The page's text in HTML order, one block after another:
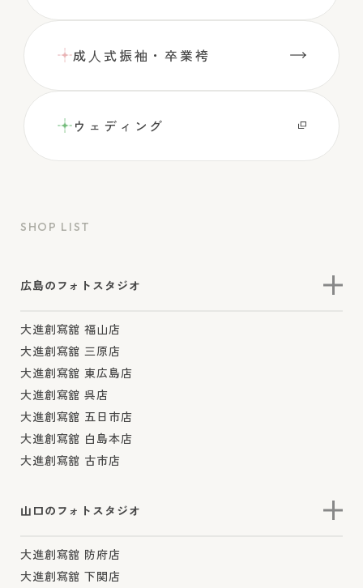
成⼈式振袖・卒業袴
ウェディング
SHOP LIST
広島のフォトスタジオ
大進創寫舘 福山店
大進創寫舘 三原店
大進創寫舘 東広島店
大進創寫舘 呉店
大進創寫舘 五日市店
大進創寫舘 白島本店
大進創寫舘 古市店
山口のフォトスタジオ
大進創寫舘 防府店
大進創寫舘 下関店